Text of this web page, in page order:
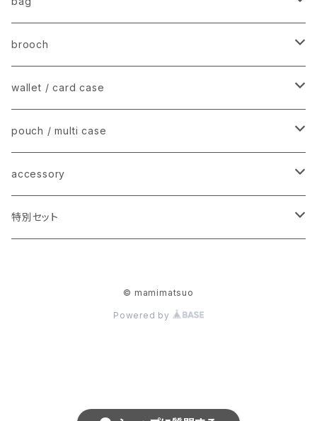
stripe tote − ストライプトートバッグ
mini tote shoulder − ミニショルダー
fur pouch/ pochette − ファーポーチ
brooch
charm brooch − チャームブローチ
animal mini brooch − アニマルブローチ
wallet / card case
mini wallet −ミニウォレット / 名刺入れ
flat card case − フラットカードケース
pouch / multi case
stripe mini case − ストライプミニケース
accessory
earring − イヤリング / ピアス
特別セット
© mamimatsuo
Powered by